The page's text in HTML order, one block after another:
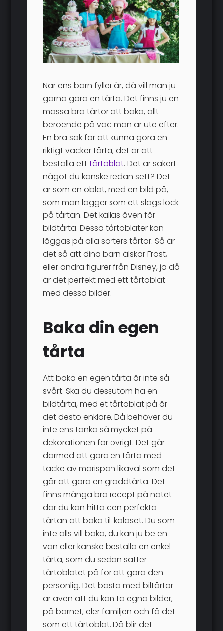
När ens barn fyller år, då vill man ju
gärna göra en tårta. Det finns ju en
massa bra tårtor att baka, allt
beroende på vad man är ute efter.
En bra sak för att kunna göra en
riktigt vacker tårta, det är att
beställa etttårtoblat. Det är säkert
något du kanske redan sett? Det
är som en oblat, med en bild på,
som man lägger som ett slags lock
på tårtan. Det kallas även för
bildtårta. Dessa tårtoblater kan
läggas på alla sorters tårtor. Så är
det så att dina barn älskar Frost,
eller andra figurer från Disney, ja då
är det perfekt med ett tårtoblat
med dessa bilder.
Baka din egen
tårta
Att baka en egen tårta är inte så
svårt. Ska du dessutom ha en
bildtårta, med et tårtoblat på är
det desto enklare. Då behöver du
inte ens tänka så mycket på
dekorationen för övrigt. Det går
därmed att göra en tårta med
täcke av marispan likaväl som det
går att göra en gräddtårta. Det
finns många bra recept på nätet
där du kan hitta den perfekta
tårtan att baka till kalaset. Du som
inte alls vill baka, du kan ju be en
vän eller kanske beställa en enkel
tårta, som du sedan sätter
tårtoblatet på för att göra den
personlig. Det bästa med biltårtor
är även att du kan ta egna bilder,
på barnet, eler familjen och få det
som ett tårtoblat. Då blir det